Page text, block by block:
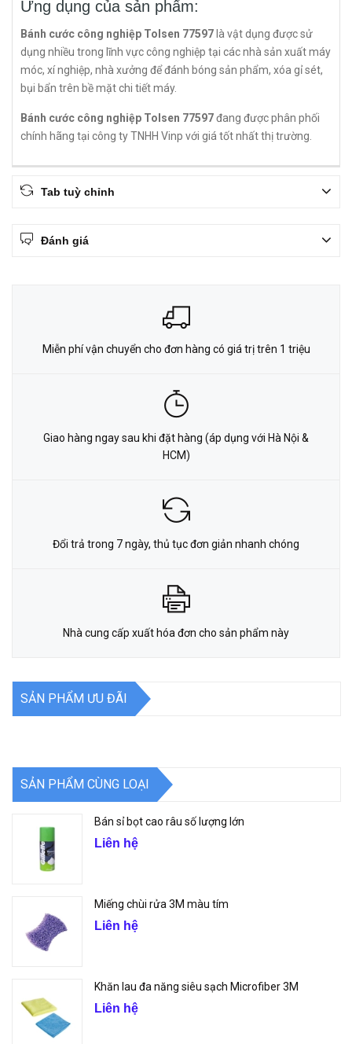
Ứng dụng của sản phẩm:
Bánh cước công nghiệp Tolsen 77597 là vật dụng được sử
dụng nhiều trong lĩnh vực công nghiệp tại các nhà sản xuất máy
móc, xí nghiệp, nhà xưởng để đánh bóng sản phẩm, xóa gỉ sét,
bụi bẩn trên bề mặt chi tiết máy.
Bánh cước công nghiệp Tolsen 77597đang được phân phối
chính hãng tại công ty TNHH Vinp với giá tốt nhất thị trường.
Tab tuỳ chỉnh
Đánh giá
Miễn phí vận chuyển cho đơn hàng có giá trị trên 1 triệu
Giao hàng ngay sau khi đặt hàng (áp dụng với Hà Nội &
HCM)
Đổi trả trong 7 ngày, thủ tục đơn giản nhanh chóng
Nhà cung cấp xuất hóa đơn cho sản phẩm này
SẢN PHẨM ƯU ĐÃI
SẢN PHẨM CÙNG LOẠI
Bán sỉ bọt cao râu số lượng lớn
Liên hệ
Miếng chùi rửa 3M màu tím
Liên hệ
Khăn lau đa năng siêu sạch Microfiber 3M
Liên hệ